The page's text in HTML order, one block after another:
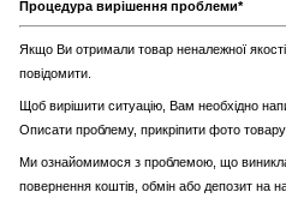
Процедура вирішення проблеми*
Якщо Ви отримали товар неналежної
повідомити.
Щоб вирішити ситуацію, Вам необхідно
Описати проблему, прикріпити фото
Ми ознайомимося з проблемою, що
повернення коштів, обмін або депозит на